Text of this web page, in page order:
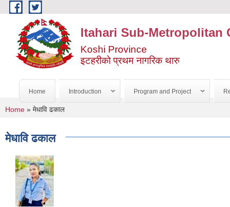
Skip to main content
Itahari Sub-Metropolitan
Koshi Province
इटहरीको प्रथम नागरिक थारु
Home Introduction Program and Project
You are here
Home » मेधावि ढकाल
मेधावि ढकाल